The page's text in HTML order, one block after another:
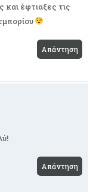
και έφτιαξες τις
Απάντηση
Απάντηση